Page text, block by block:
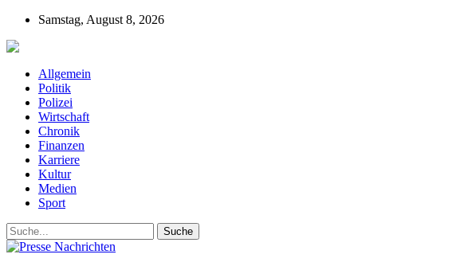
Samstag, August 8, 2026
Allgemein
Politik
Polizei
Wirtschaft
Chronik
Finanzen
Karriere
Kultur
Medien
Sport